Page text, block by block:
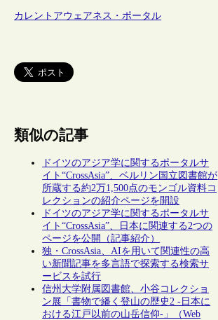
カレントアウェアネス・ポータル
類似の記事
ドイツのアジア学に関するポータルサ
イト“CrossAsia”、ベルリン国立図書館が
所蔵する約2万1,500点のモンゴル資料コ
レクションの紹介ページを開設
ドイツのアジア学に関するポータルサ
イト“CrossAsia”、日本に関連する2つの
ページを公開（記事紹介）
独・CrossAsia、AIを用いて関連性の高
い新聞記事を多言語で探索する検索サ
ービスを試行
信州大学附属図書館、小谷コレクショ
ン展「書物で繙く登山の歴史2 -日本に
おける江戸以前の山岳信仰-」（Web